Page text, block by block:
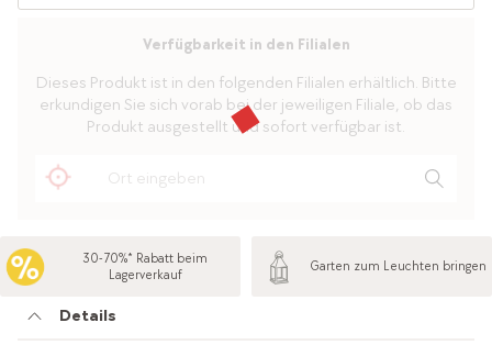
Verfügbarkeit in den Filialen
Dieses Produkt ist in den folgenden Filialen erhältlich. Bitte
erkundigen Sie sich vorab bei der jeweiligen Filiale, ob das
Produkt ausgestellt und sofort verfügbar ist.
30-70%* Rabatt beim
Lagerverkauf
Garten zum Leuchten bringen
Details